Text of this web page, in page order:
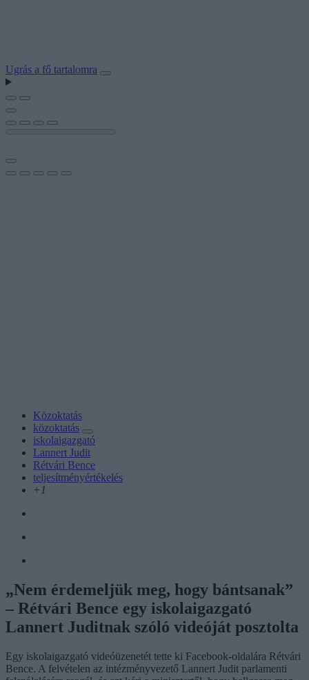
Ugrás a fő tartalomra
Közoktatás
közoktatás
iskolaigazgató
Lannert Judit
Rétvári Bence
teljesítményértékelés
+1
„Nem érdemeljük meg, hogy bántsanak”
– Rétvári Bence egy iskolaigazgató
Lannert Juditnak szóló videóját posztolta
Egy iskolaigazgató videóüzenetét tette ki Facebook-oldalára Rétvári
Bence. A felvételen az intézményvezető Lannert Judit parlamenti